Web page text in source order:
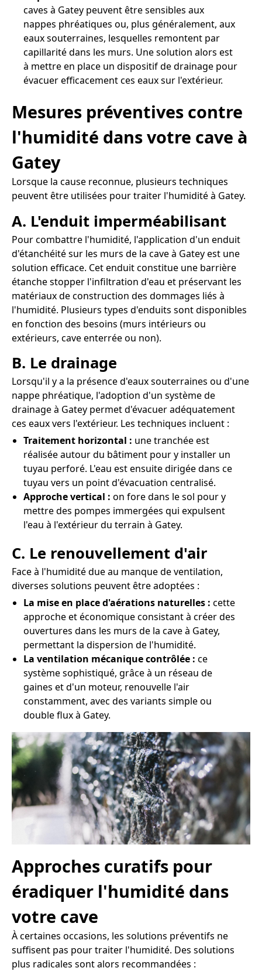
caves à Gatey peuvent être sensibles aux
nappes phréatiques ou, plus généralement, aux
eaux souterraines, lesquelles remontent par
capillarité dans les murs. Une solution alors est
à mettre en place un dispositif de drainage pour
évacuer efficacement ces eaux sur l'extérieur.
Mesures préventives contre
l'humidité dans votre cave à
Gatey
Lorsque la cause reconnue, plusieurs techniques
peuvent être utilisées pour traiter l'humidité à Gatey.
A. L'enduit imperméabilisant
Pour combattre l'humidité, l'application d'un enduit
d'étanchéité sur les murs de la cave à Gatey est une
solution efficace. Cet enduit constitue une barrière
étanche stopper l'infiltration d'eau et préservant les
matériaux de construction des dommages liés à
l'humidité. Plusieurs types d'enduits sont disponibles
en fonction des besoins (murs intérieurs ou
extérieurs, cave enterrée ou non).
B. Le drainage
Lorsqu'il y a la présence d'eaux souterraines ou d'une
nappe phréatique, l'adoption d'un système de
drainage à Gatey permet d'évacuer adéquatement
ces eaux vers l'extérieur. Les techniques incluent :
Traitement horizontal : une tranchée est
réalisée autour du bâtiment pour y installer un
tuyau perforé. L'eau est ensuite dirigée dans ce
tuyau vers un point d'évacuation centralisé.
Approche vertical : on fore dans le sol pour y
mettre des pompes immergées qui expulsent
l'eau à l'extérieur du terrain à Gatey.
C. Le renouvellement d'air
Face à l'humidité due au manque de ventilation,
diverses solutions peuvent être adoptées :
La mise en place d'aérations naturelles : cette
approche et économique consistant à créer des
ouvertures dans les murs de la cave à Gatey,
permettant la dispersion de l'humidité.
La ventilation mécanique contrôlée : ce
système sophistiqué, grâce à un réseau de
gaines et d'un moteur, renouvelle l'air
constamment, avec des variants simple ou
double flux à Gatey.
Approches curatifs pour
éradiquer l'humidité dans
votre cave
À certaines occasions, les solutions préventifs ne
suffisent pas pour traiter l'humidité. Des solutions
plus radicales sont alors recommandées :